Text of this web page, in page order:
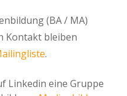
(BA / MA)
Kontakt bleiben
.
Linkedin eine Gruppe